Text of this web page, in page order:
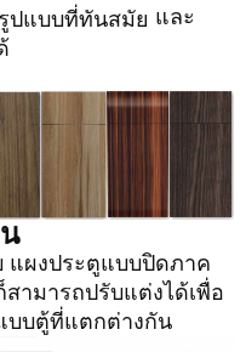
ปแบบที่ทันสมัย และ
แผงประตูแบบปิดภาค
ามารถปรับแต่งได้เพื่อ
บบตู้ที่แตกต่างกัน